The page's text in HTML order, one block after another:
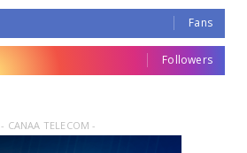
Fans
Followers
- CANAA TELECOM -